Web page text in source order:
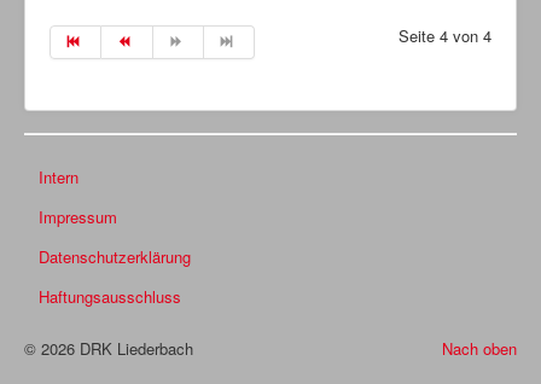
Seite 4 von 4
Intern
Impressum
Datenschutzerklärung
Haftungsausschluss
Nach oben
© 2026 DRK Liederbach